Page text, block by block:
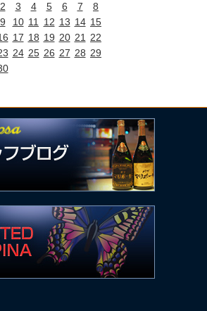
2
3 4 5 6 7
8
9
10 11 12 13 14 15
17 18 19 20 21
22
24 25 26 27 28 29